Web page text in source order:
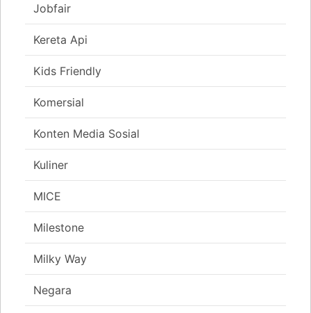
Jobfair
Kereta Api
Kids Friendly
Komersial
Konten Media Sosial
Kuliner
MICE
Milestone
Milky Way
Negara